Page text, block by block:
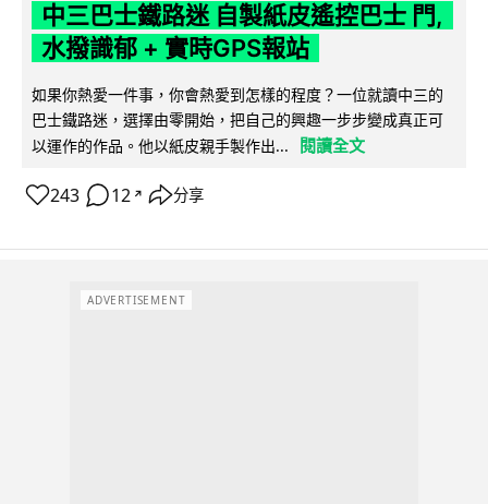
中三巴士鐵路迷 自製紙皮遙控巴士 門,
水撥識郁 + 實時GPS報站
如果你熱愛一件事，你會熱愛到怎樣的程度？一位就讀中三的
巴士鐵路迷，選擇由零開始，把自己的興趣一步步變成真正可
以運作的作品。他以紙皮親手製作出...
閱讀全文
243 12 ↗ 分享
ADVERTISEMENT